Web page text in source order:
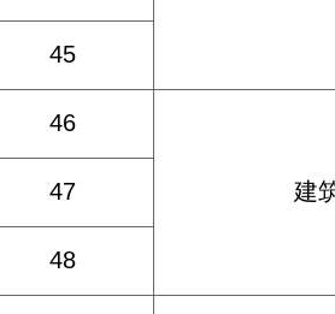
45
46
建
47
48